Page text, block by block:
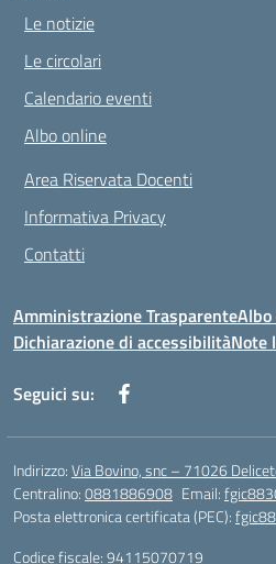
Le notizie
Le circolari
Calendario eventi
Albo online
Area Riservata Docenti
Informativa Privacy
Contatti
Amministrazione Trasparente
Dichiarazione di accessibilitàNote
Seguici su:
Indirizzo:Via Bovino, snc – 71026
Centralino:0881886908 Email:
Posta elettronica certificata (PEC):
Codice fiscale: 94115070719